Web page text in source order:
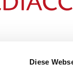
Diese